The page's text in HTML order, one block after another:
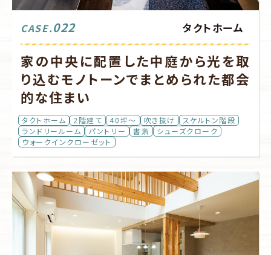
CASE.022 タクトホーム
家の中央に配置した中庭から光を取
り込むモノトーンでまとめられた都会
的な住まい
タクトホーム 2階建て 40坪～ 吹き抜け
スケルトン階段
ランドリールーム
パントリー 書斎
シューズクローク
ウォークインクローゼット